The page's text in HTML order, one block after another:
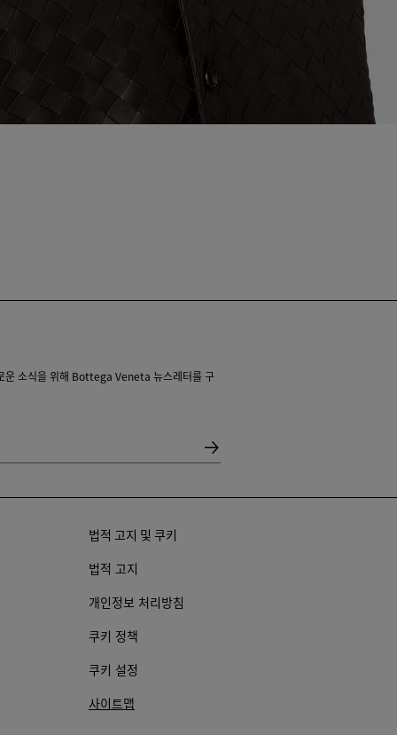
운 소식을 위해 Bottega Veneta 뉴스레터를 구
법적 고지 및 쿠키
법적 고지
개인정보 처리방침
쿠키 정책
쿠키 설정
사이트맵